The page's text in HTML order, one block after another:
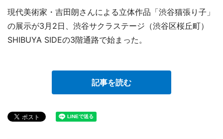
現代美術家・吉田朗さんによる立体作品「渋谷猫張り子」
の展示が3月2日、渋谷サクラステージ（渋谷区桜丘町）
SHIBUYA SIDEの3階通路で始まった。
記事を読む